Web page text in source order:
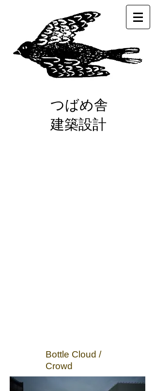
つばめ舎
建築設計
Bottle Cloud /
Crowd